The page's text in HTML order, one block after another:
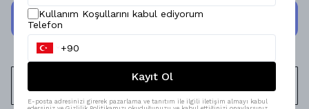
WHATSAPP
Kullanım Koşullarını kabul ediyorum
Telefon
Kayıt Ol
E-posta adresinizi girerek pazarlama ve tanıtım ile ilgili iletişim almayı kabul